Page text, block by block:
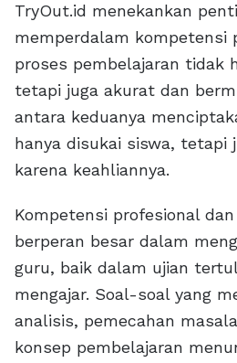
TryOut.id menekankan
memperdalam kompetensi
proses pembelajaran tidak
tetapi juga akurat dan
antara keduanya
hanya disukai siswa, tetapi
karena keahliannya.
Kompetensi profesional
berperan besar dalam
guru, baik dalam ujian
mengajar. Soal-soal yang
analisis, pemecahan
konsep pembelajaran